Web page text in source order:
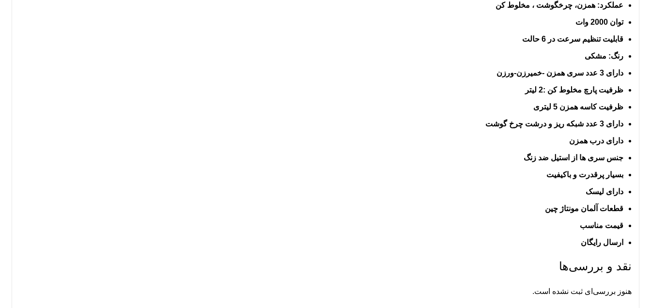
عملکرد: همزن، چرخگوشت ، مخلوط کن
توان 2000 وات
قابلیت تنظیم سرعت در 6 حالت
رنگ: مشکی
دارای 3 عدد سری همزن -خمیرزن-ورزن
ظرفیت پارچ مخلوط کن :2 لیتر
ظرفیت کاسه همزن 5 لیتری
دارای 3 عدد شبکه ریز و درشت چرخ گوشت
دارای درب همزن
جنس سری ها از استیل ضد زنگ
بسیار پرقدرت و باکیفیت
دارای لیسک
قطعات آلمان مونتاژ چین
قیمت مناسب
ارسال رایگان
نقد و بررسی‌ها
هنوز بررسی‌ای ثبت نشده است.